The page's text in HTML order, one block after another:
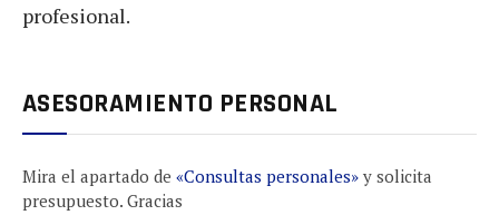
profesional.
ASESORAMIENTO PERSONAL
Mira el apartado de «Consultas personales» y solicita
presupuesto. Gracias